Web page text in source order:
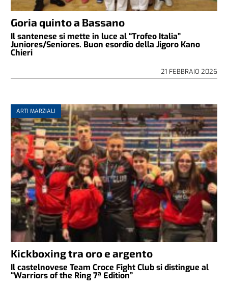
Goria quinto a Bassano
Il santenese si mette in luce al “Trofeo Italia”
Juniores/Seniores. Buon esordio della Jigoro Kano
Chieri
21 FEBBRAIO 2026
ARTI MARZIALI
Kickboxing tra oro e argento
Il castelnovese Team Croce Fight Club si distingue al
“Warriors of the Ring 7ª Edition”